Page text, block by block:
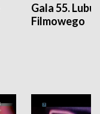
Gala 55.
Filmowego